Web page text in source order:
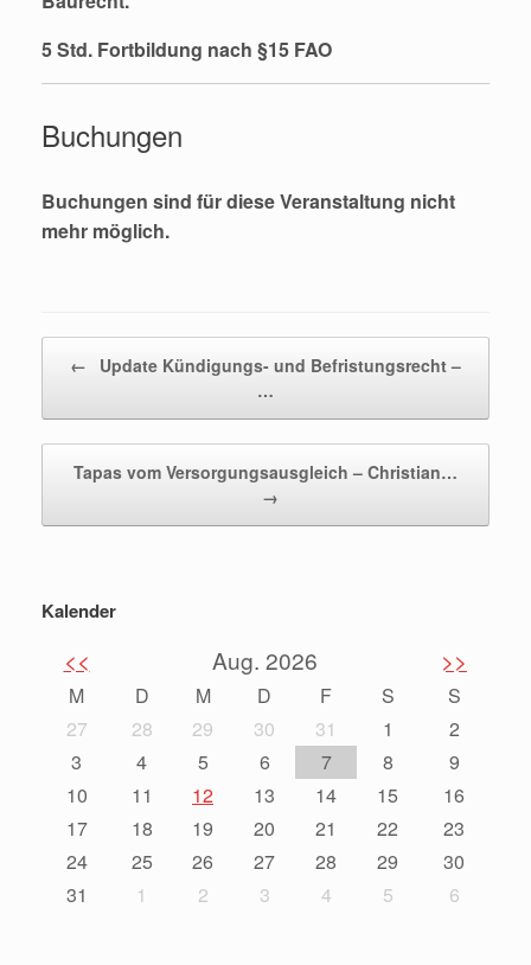
5 Std. Fortbildung nach §15 FAO
Buchungen
Buchungen sind für diese Veranstaltung nicht
mehr möglich.
←
Update Kündigungs- und Befristungsrecht –
…
Tapas vom Versorgungsausgleich – Christian…
→
Kalender
<< Aug. 2026 >>
M D M D F S
S
27
28 29 30 31 1
2
3
4 5 6 7 8
9
10
11 12 13 14 15
16
17
18 19 20 21 22
23
24
25 26 27 28 29
30
31
1 2 3 4 5 6